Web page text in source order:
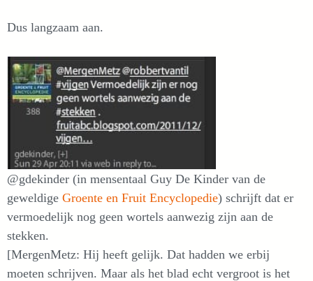
Dus langzaam aan.
@gdekinder (in mensentaal Guy De Kinder van de
geweldige Groente en Fruit Encyclopedie) schrijft dat er
vermoedelijk nog geen wortels aanwezig zijn aan de
stekken.
[MergenMetz: Hij heeft gelijk. Dat hadden we erbij
moeten schrijven. Maar als het blad echt vergroot is het